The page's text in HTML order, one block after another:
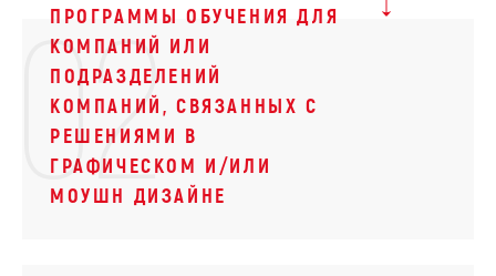
02
ПРОГРАММЫ ОБУЧЕНИЯ ДЛЯ
КОМПАНИЙ ИЛИ
ПОДРАЗДЕЛЕНИЙ
КОМПАНИЙ, СВЯЗАННЫХ С
РЕШЕНИЯМИ В
ГРАФИЧЕСКОМ И/ИЛИ
МОУШН ДИЗАЙНЕ